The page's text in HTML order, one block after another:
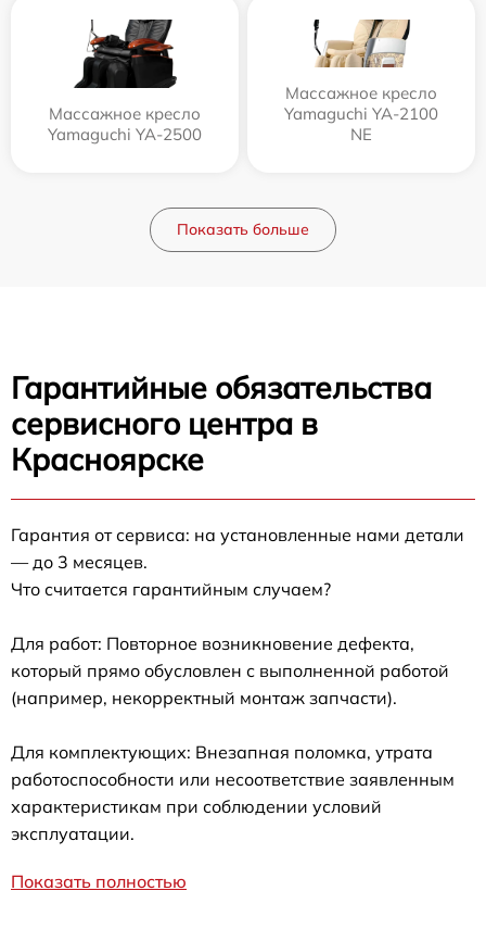
Массажное кресло
Yamaguchi YA-2500
Массажное кресло
Yamaguchi YA-2100
NE
Показать больше
Гарантийные обязательства
сервисного центра в
Красноярске
Гарантия от сервиса: на установленные нами детали
— до 3 месяцев.
Что считается гарантийным случаем?
Для работ: Повторное возникновение дефекта,
который прямо обусловлен с выполненной работой
(например, некорректный монтаж запчасти).
Для комплектующих: Внезапная поломка, утрата
работоспособности или несоответствие заявленным
характеристикам при соблюдении условий
эксплуатации.
Показать полностью